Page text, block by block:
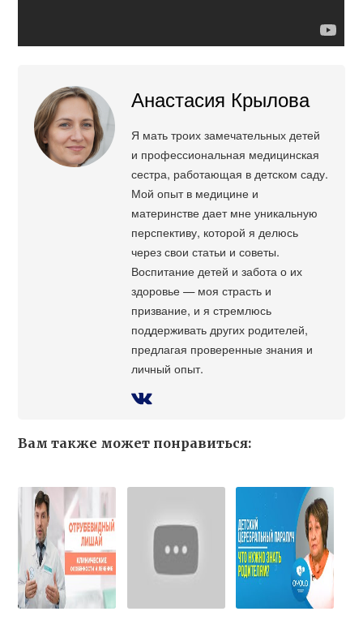
Анастасия Крылова
Я мать троих замечательных детей
и профессиональная медицинская
сестра, работающая в детском саду.
Мой опыт в медицине и
материнстве дает мне уникальную
перспективу, которой я делюсь
через свои статьи и советы.
Воспитание детей и забота о их
здоровье — моя страсть и
призвание, и я стремлюсь
поддерживать других родителей,
предлагая проверенные знания и
личный опыт.
Вам также может понравиться: